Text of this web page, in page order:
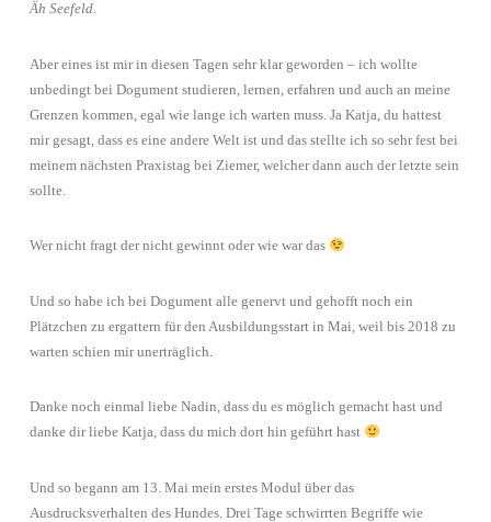
Äh Seefeld.
Aber eines ist mir in diesen Tagen sehr klar geworden – ich wollte
unbedingt bei Dogument studieren, lernen, erfahren und auch an meine
Grenzen kommen, egal wie lange ich warten muss. Ja Katja, du hattest
mir gesagt, dass es eine andere Welt ist und das stellte ich so sehr fest bei
meinem nächsten Praxistag bei Ziemer, welcher dann auch der letzte sein
sollte.
Wer nicht fragt der nicht gewinnt oder wie war das
Und so habe ich bei Dogument alle genervt und gehofft noch ein
Plätzchen zu ergattern für den Ausbildungsstart in Mai, weil bis 2018 zu
warten schien mir unerträglich.
Danke noch einmal liebe Nadin, dass du es möglich gemacht hast und
danke dir liebe Katja, dass du mich dort hin geführt hast
Und so begann am 13. Mai mein erstes Modul über das
Ausdrucksverhalten des Hundes. Drei Tage schwirrten Begriffe wie